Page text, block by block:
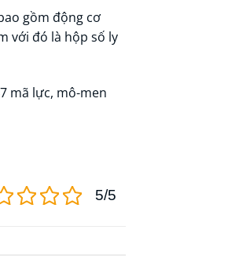
gồm động cơ
với đó là hộp số ly
mã lực, mô-men
5/5